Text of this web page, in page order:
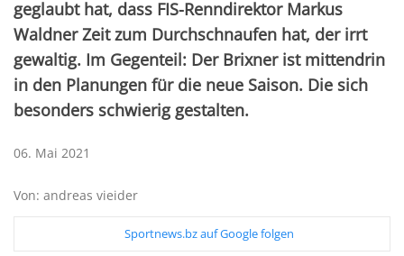
geglaubt hat, dass FIS-Renndirektor Markus
Waldner Zeit zum Durchschnaufen hat, der irrt
gewaltig. Im Gegenteil: Der Brixner ist mittendrin
in den Planungen für die neue Saison. Die sich
besonders schwierig gestalten.
06. Mai 2021
Von: andreas vieider
Sportnews.bz auf Google folgen